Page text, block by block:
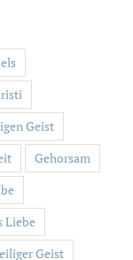
Geist
Gehorsam
Liebe
Geist